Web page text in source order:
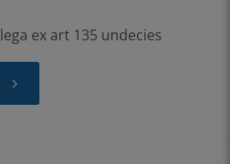
ex art 135 undecies